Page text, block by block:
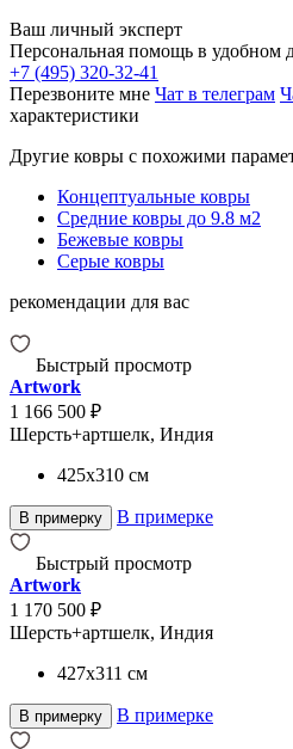
Ваш личный эксперт
Персональная помощь в удобном
+7 (495) 320-32-41
Перезвоните мне Чат в телеграм
характеристики
Другие ковры с похожими
Концептуальные ковры
Средние ковры до 9.8 м2
Бежевые ковры
Серые ковры
рекомендации для вас
Быстрый просмотр
Artwork
1 166 500 ₽
Шерсть+артшелк, Индия
425x310 см
В примерку В примерке
Быстрый просмотр
Artwork
1 170 500 ₽
Шерсть+артшелк, Индия
427x311 см
В примерку В примерке